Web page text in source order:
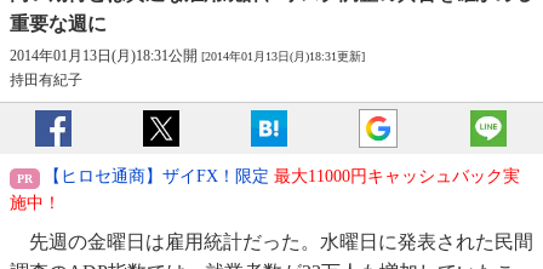
重要な週に
2014年01月13日(月)18:31公開 [2014年01月13日(月)18:31更新]
持田有紀子
【ヒロセ通商】ザイFX！限定 最大11000円キャッシュバック実
施中！
先週の金曜日は雇用統計だった。水曜日に発表された民間